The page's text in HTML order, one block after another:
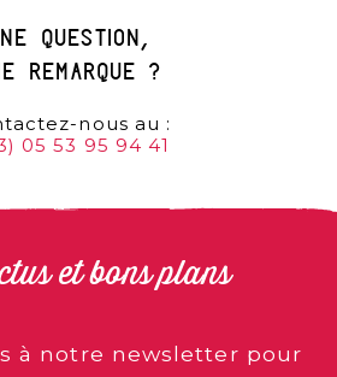
question,
remarque ?
nous au :
05 53 95 94 41
et bons plans
à notre newsletter pour